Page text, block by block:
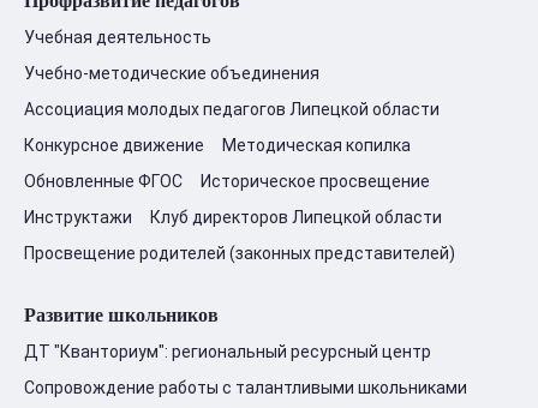
Учебная деятельность
Учебно-методические объединения
Ассоциация молодых педагогов Липецкой области
Конкурсное движение
Методическая копилка
Обновленные ФГОС
Историческое просвещение
Инструктажи
Клуб директоров Липецкой области
Просвещение родителей (законных представителей)
Развитие школьников
ДТ "Кванториум": региональный ресурсный центр
Сопровождение работы с талантливыми школьниками